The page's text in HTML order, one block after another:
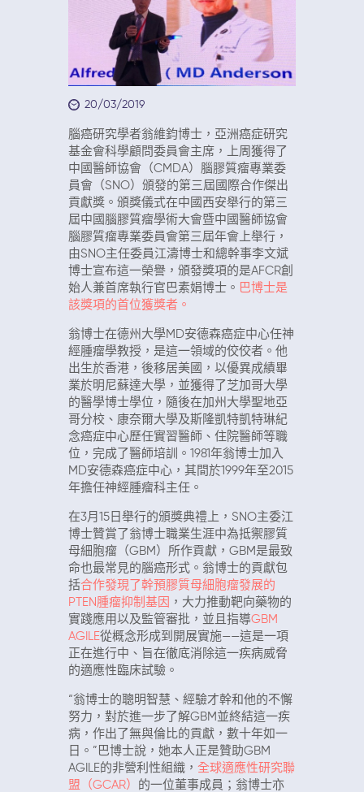
20/03/2019
腦癌研究學者翁維鈞博士，亞洲癌症研究
基金會科學顧問委員會主席，上周獲得了
中國醫師協會（CMDA）腦膠質瘤專業委
員會（SNO）頒發的第三屆國際合作傑出
貢獻獎。頒獎儀式在中國西安舉行的第三
屆中國腦膠質瘤學術大會暨中國醫師協會
腦膠質瘤專業委員會第三屆年會上舉行，
由SNO主任委員江濤博士和總幹事李文斌
博士宣布這一榮譽，頒發獎項的是AFCR創
始人兼首席執行官巴素娟博士。 巴博士是
該獎項的首位獲獎者。
翁博士在德州大學MD安德森癌症中心任神
經腫瘤學教授，是這一領域的佼佼者。他
出生於香港，後移居美國，以優異成績畢
業於明尼蘇達大學，並獲得了芝加哥大學
的醫學博士學位，隨後在加州大學聖地亞
哥分校、康奈爾大學及斯隆凱特凱特琳紀
念癌症中心歷任實習醫師、住院醫師等職
位，完成了醫師培訓。1981年翁博士加入
MD安德森癌症中心，其間於1999年至2015
年擔任神經腫瘤科主任。
在3月15日舉行的頒獎典禮上，SNO主委江
博士贊賞了翁博士職業生涯中為抵禦膠質
母細胞瘤（GBM）所作貢獻，GBM是最致
命也最常見的腦癌形式。翁博士的貢獻包
括合作發現了幹預膠質母細胞瘤發展的
PTEN腫瘤抑制基因 ，大力推動靶向藥物的
實踐應用以及監管審批，並且指導GBM
AGILE從概念形成到開展實施——這是一項
正在進行中、旨在徹底消除這一疾病威脅
的適應性臨床試驗。
“翁博士的聰明智慧、經驗才幹和他的不懈
努力，對於進一步了解GBM並終結這一疾
病，作出了無與倫比的貢獻，數十年如一
日。”巴博士說，她本人正是贊助GBM
AGILE的非營利性組織， 全球適應性研究聯
盟（GCAR）
的一位董事成員；翁博士亦